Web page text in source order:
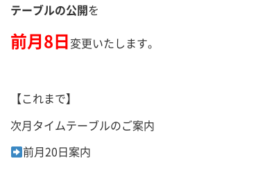
テーブルの公開を
前月8日変更いたします。
【これまで】
次月タイムテーブルのご案内
前月20日案内